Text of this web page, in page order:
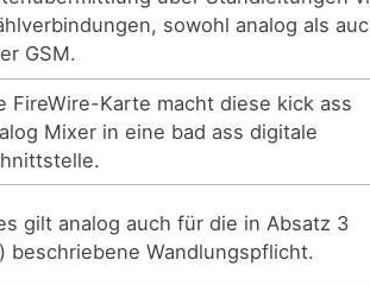
sowohl analog als
GSM.
FireWire-Karte macht diese kick ass
Mixer in eine bad ass digitale
gilt analog auch für die in Absatz 3
beschriebene Wandlungspflicht.